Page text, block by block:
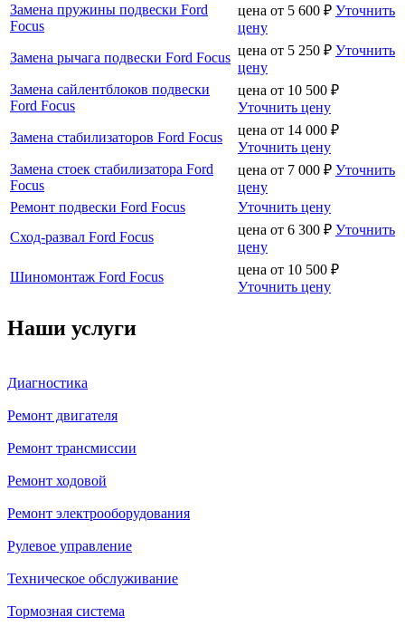
Замена пружины подвески Ford
Focus
цена от 5 600 ₽ Уточнить
цену
Замена рычага подвески Ford Focus цена от 5 250 ₽ Уточнить
цену
Замена сайлентблоков подвески
Ford Focus
цена от 10 500 ₽
Уточнить цену
Замена стабилизаторов Ford Focus
цена от 14 000 ₽
Уточнить цену
Замена стоек стабилизатора Ford
Focus
цена от 7 000 ₽ Уточнить
цену
Ремонт подвески Ford Focus
Уточнить цену
Сход-развал Ford Focus
цена от 6 300 ₽ Уточнить
цену
Шиномонтаж Ford Focus
цена от 10 500 ₽
Уточнить цену
Наши услуги
Диагностика
Ремонт двигателя
Ремонт трансмиссии
Ремонт ходовой
Ремонт электрооборудования
Рулевое управление
Техническое обслуживание
Тормозная система